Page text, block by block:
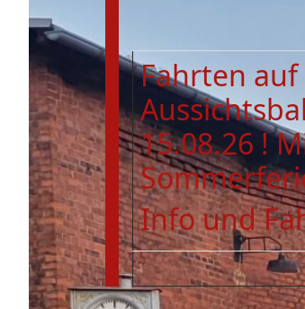
Fahrten
15.08.26 !
Info und